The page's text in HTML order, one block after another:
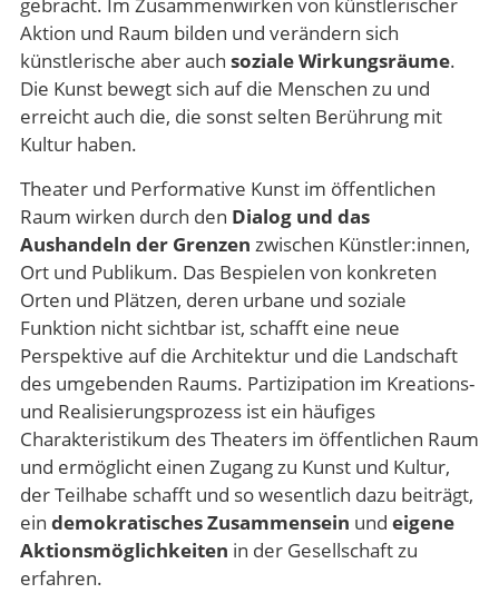
gebracht. Im Zusammenwirken von künstlerischer
Aktion und Raum bilden und verändern sich
künstlerische aber auch soziale Wirkungsräume.
Die Kunst bewegt sich auf die Menschen zu und
erreicht auch die, die sonst selten Berührung mit
Kultur haben.
Theater und Performative Kunst im öffentlichen
Raum wirken durch den Dialog und das
Aushandeln der Grenzen zwischen Künstler:innen,
Ort und Publikum. Das Bespielen von konkreten
Orten und Plätzen, deren urbane und soziale
Funktion nicht sichtbar ist, schafft eine neue
Perspektive auf die Architektur und die Landschaft
des umgebenden Raums. Partizipation im Kreations-
und Realisierungsprozess ist ein häufiges
Charakteristikum des Theaters im öffentlichen Raum
und ermöglicht einen Zugang zu Kunst und Kultur,
der Teilhabe schafft und so wesentlich dazu beiträgt,
ein demokratisches Zusammensein und eigene
Aktionsmöglichkeiten in der Gesellschaft zu
erfahren.